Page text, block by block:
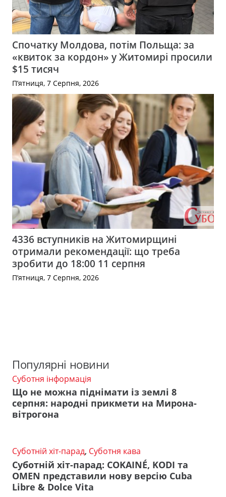
Спочатку Молдова, потім Польща: за
«квиток за кордон» у Житомирі просили
$15 тисяч
П’ятниця, 7 Серпня, 2026
4336 вступників на Житомирщині
отримали рекомендації: що треба
зробити до 18:00 11 серпня
П’ятниця, 7 Серпня, 2026
Популярні новини
Суботня інформація
Що не можна піднімати із землі 8
серпня: народні прикмети на Мирона-
вітрогона
Суботній хіт-парад, Суботня кава
Суботній хіт-парад: COKAINÉ, KODI та
OMEN представили нову версію Cuba
Libre & Dolce Vita